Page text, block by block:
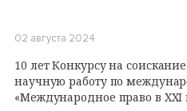
02 августа 2024
10 лет Конкурсу на
научную работу по
«Международное право в XXI